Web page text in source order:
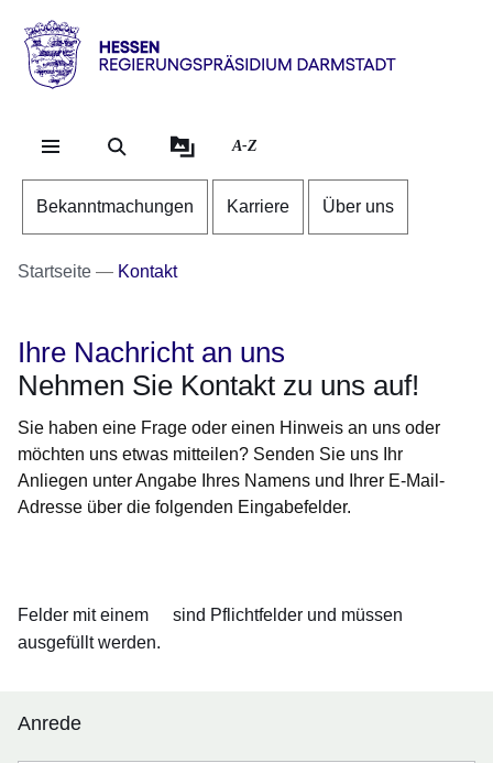
Direkt zum Kopf der
Direkt zum Inhalt
Direkt zum Fuß der
Hessen
RP
Darmstadt
A-Z
Bekanntmachungen Karriere Über uns
Startseite Kontakt
Ihre Nachricht an uns
Nehmen Sie Kontakt zu uns auf!
Sie haben eine Frage oder einen Hinweis an uns oder
möchten uns etwas mitteilen? Senden Sie uns Ihr
Anliegen unter Angabe Ihres Namens und Ihrer E-Mail-
Adresse über die folgenden Eingabefelder.
Felder mit einem
sind Pflichtfelder und müssen
ausgefüllt werden.
Anrede